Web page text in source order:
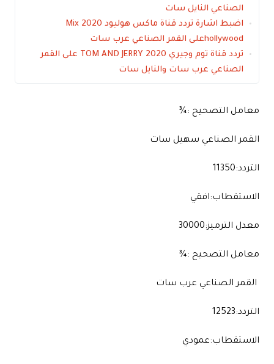
الصناعي النايل سات
اضبط اشارة تردد قناة ماكس هوليود 2020 Mix
hollywoodعلى القمر الصناعي عرب سات
تردد قناة توم وجيري TOM AND JERRY 2020 على القمر
الصناعي عرب سات والنايل سات
معامل التصحيح :¾
القمر الصناعي سهيل سات
التردد:11350
الاستقطاب:افقي
معدل الترميز:30000
معامل التصحيح :¾
القمر الصناعي عرب سات
التردد:12523
الاستقطاب:عمودي